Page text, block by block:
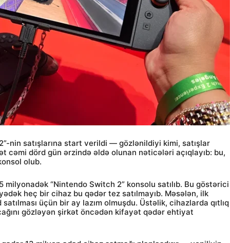
nin satışlarına start verildi — gözlənildiyi kimi, satışlar
cəmi dörd gün ərzində əldə olunan nəticələri açıqlayıb: bu,
olub.
“Nintendo Switch 2” konsolu satılıb. Bu göstərici
heç bir cihaz bu qədər tez satılmayıb. Məsələn, ilk
üçün bir ay lazım olmuşdu. Üstəlik, cihazlarda qıtlıq
gözləyən şirkət öncədən kifayət qədər ehtiyat